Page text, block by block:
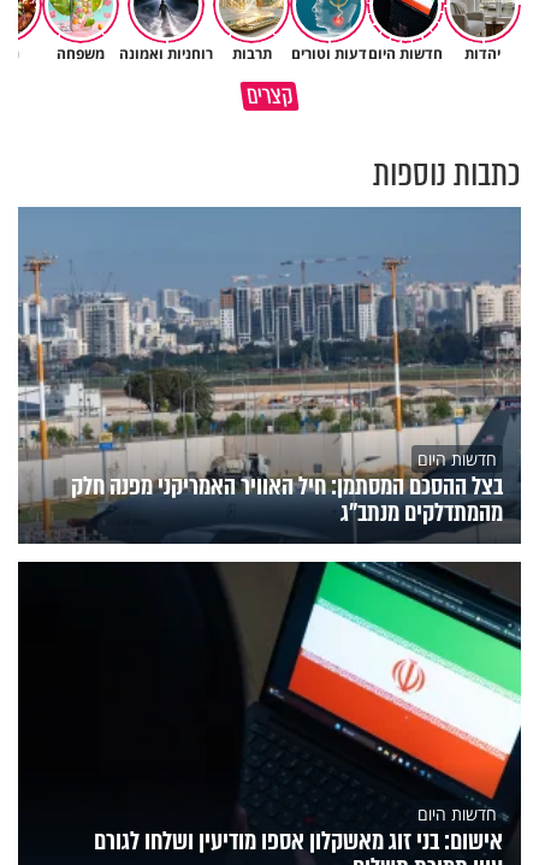
יהדות חדשות היוםדעות וטורים תרבות רוחניות ואמונה משפחה
קצרים
מתחילים לעבוד לקראת ראש
הרגעים הקשים ביותר בחיים
כתבות נוספות
חדשות היום
בצל ההסכם המסתמן: חיל האוויר האמריקני מפנה חלק
מהמתדלקים מנתב"ג
חדשות היום
אישום: בני זוג מאשקלון אספו מודיעין ושלחו לגורם